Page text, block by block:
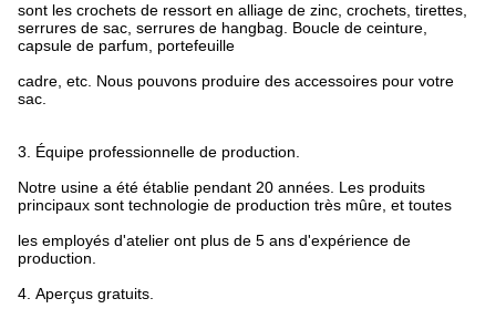
sont les crochets de ressort en alliage de zinc, crochets, tirettes,
serrures de sac, serrures de hangbag. Boucle de ceinture,
capsule de parfum, portefeuille
cadre, etc. Nous pouvons produire des accessoires pour votre
sac.
3. Équipe professionnelle de production.
Notre usine a été établie pendant 20 années. Les produits
principaux sont technologie de production très mûre, et toutes
les employés d'atelier ont plus de 5 ans d'expérience de
production.
4. Aperçus gratuits.